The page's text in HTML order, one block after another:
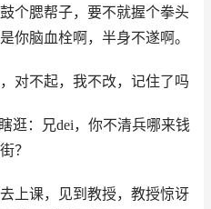
个腮帮子，要不就握个拳头
你脑血栓啊，半身不遂啊。
对不起，我不改，记住了吗
逛：兄dei，你不清兵哪来钱
？
上课，见到教授，教授惊讶